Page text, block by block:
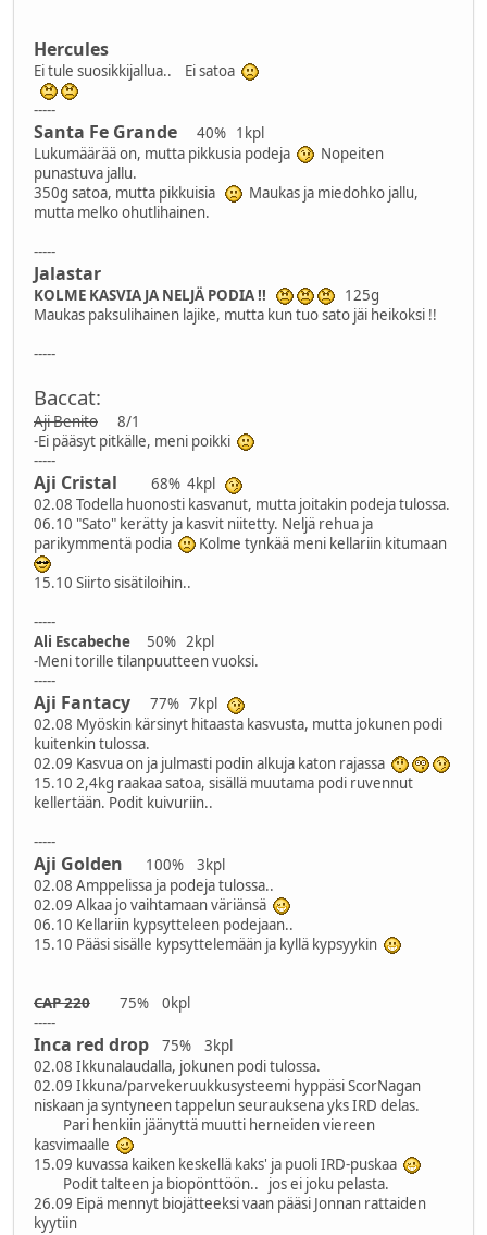
Hercules
Ei tule suosikkijallua.. Ei satoa
-----
Santa Fe Grande 40% 1kpl
Lukumäärää on, mutta pikkusia podeja
Nopeiten
punastuva jallu.
350g satoa, mutta pikkuisia
Maukas ja miedohko jallu,
mutta melko ohutlihainen.
-----
Jalastar
KOLME KASVIA JA NELJÄ PODIA !!
125g
Maukas paksulihainen lajike, mutta kun tuo sato jäi heikoksi !!
-----
Baccat:
Aji Benito 8/1
-Ei pääsyt pitkälle, meni poikki
-----
Aji Cristal
68% 4kpl
02.08 Todella huonosti kasvanut, mutta joitakin podeja tulossa.
06.10 "Sato" kerätty ja kasvit niitetty. Neljä rehua ja
parikymmentä podia
Kolme tynkää meni kellariin kitumaan
15.10 Siirto sisätiloihin..
-----
Ali Escabeche 50% 2kpl
-Meni torille tilanpuutteen vuoksi.
-----
Aji Fantacy 77% 7kpl
02.08 Myöskin kärsinyt hitaasta kasvusta, mutta jokunen podi
kuitenkin tulossa.
02.09 Kasvua on ja julmasti podin alkuja katon rajassa
15.10 2,4kg raakaa satoa, sisällä muutama podi ruvennut
kellertään. Podit kuivuriin..
-----
Aji Golden 100% 3kpl
02.08 Amppelissa ja podeja tulossa..
02.09 Alkaa jo vaihtamaan väriänsä
06.10 Kellariin kypsytteleen podejaan..
15.10 Pääsi sisälle kypsyttelemään ja kyllä kypsyykin
CAP 220 75% 0kpl
-----
Inca red drop 75% 3kpl
02.08 Ikkunalaudalla, jokunen podi tulossa.
02.09 Ikkuna/parvekeruukkusysteemi hyppäsi ScorNagan
niskaan ja syntyneen tappelun seurauksena yks IRD delas.
Pari henkiin jäänyttä muutti herneiden viereen
kasvimaalle
15.09 kuvassa kaiken keskellä kaks' ja puoli IRD-puskaa
Podit talteen ja biopönttöön.. jos ei joku pelasta.
26.09 Eipä mennyt biojätteeksi vaan pääsi Jonnan rattaiden
kyytiin